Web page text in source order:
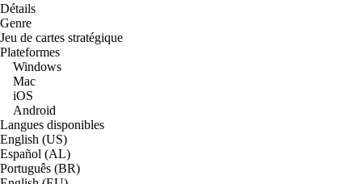
Détails
Genre
Jeu de cartes stratégique
Plateformes
Windows
Mac
iOS
Android
Langues disponibles
English (US)
Español (AL)
Português (BR)